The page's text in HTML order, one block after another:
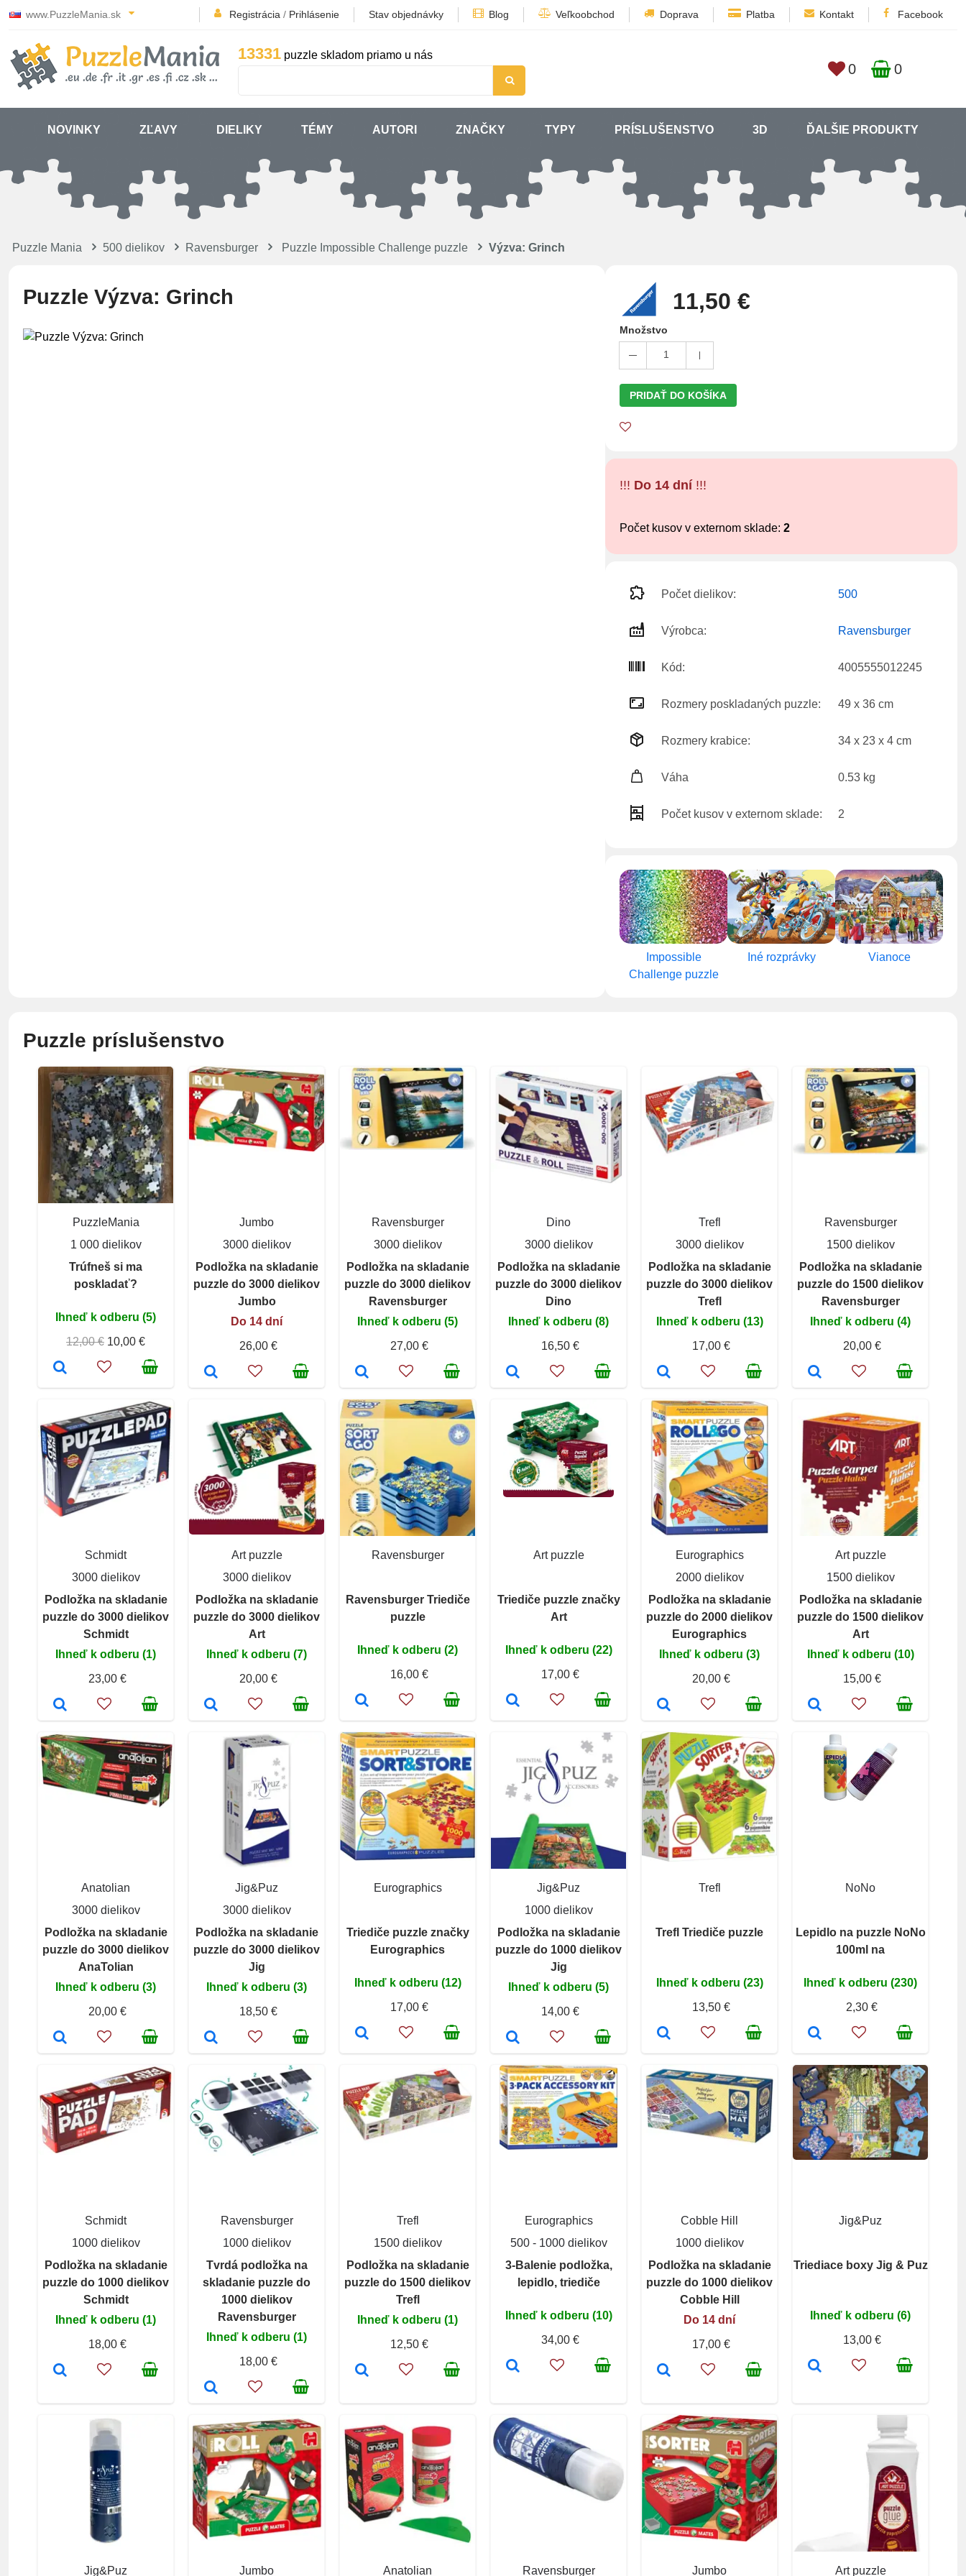
www.PuzzleMania.sk Registrácia / Prihlásenie Stav objednávky Blog Veľkoobchod Doprava Platba Kontakt Facebook
13331 puzzle skladom priamo u nás
0 0
NOVINKY ZĽAVY DIELIKY TÉMY AUTORI ZNAČKY TYPY PRÍSLUŠENSTVO 3D ĎALŠIE PRODUKTY
Puzzle Mania 500 dielikov Ravensburger Puzzle Impossible Challenge puzzle Výzva: Grinch
Puzzle Výzva: Grinch 11,50 €
Množstvo
1
PRIDAŤ DO KOŠÍKA
!!! Do 14 dní !!!
Počet kusov v externom sklade: 2
Počet dielikov: 500
Výrobca: Ravensburger
Kód: 4005555012245
Rozmery poskladaných puzzle: 49 x 36 cm
Rozmery krabice: 34 x 23 x 4 cm
Váha 0.53 kg
Počet kusov v externom sklade: 2
Impossible
Challenge puzzle
Iné rozprávky Vianoce
Puzzle príslušenstvo
PuzzleMania
1 000 dielikov
Trúfneš si ma
poskladať?
Ihneď k odberu (5)
12,00 € 10,00 €
Jumbo
3000 dielikov
Podložka na skladanie
puzzle do 3000 dielikov
Jumbo
Do 14 dní
26,00 €
Ravensburger
3000 dielikov
Podložka na skladanie
puzzle do 3000 dielikov
Ravensburger
Ihneď k odberu (5)
27,00 €
Dino
3000 dielikov
Podložka na skladanie
puzzle do 3000 dielikov
Dino
Ihneď k odberu (8)
16,50 €
Trefl
3000 dielikov
Podložka na skladanie
puzzle do 3000 dielikov
Trefl
Ihneď k odberu (13)
17,00 €
Ravensburger
1500 dielikov
Podložka na skladanie
puzzle do 1500 dielikov
Ravensburger
Ihneď k odberu (4)
20,00 €
Schmidt
3000 dielikov
Podložka na skladanie
puzzle do 3000 dielikov
Schmidt
Ihneď k odberu (1)
23,00 €
Art puzzle
3000 dielikov
Podložka na skladanie
puzzle do 3000 dielikov
Art
Ihneď k odberu (7)
20,00 €
Ravensburger
Ravensburger Triediče
puzzle
Ihneď k odberu (2)
16,00 €
Art puzzle
Triediče puzzle značky
Art
Ihneď k odberu (22)
17,00 €
Eurographics
2000 dielikov
Podložka na skladanie
puzzle do 2000 dielikov
Eurographics
Ihneď k odberu (3)
20,00 €
Art puzzle
1500 dielikov
Podložka na skladanie
puzzle do 1500 dielikov
Art
Ihneď k odberu (10)
15,00 €
Anatolian
3000 dielikov
Podložka na skladanie
puzzle do 3000 dielikov
AnaTolian
Ihneď k odberu (3)
20,00 €
Jig&Puz
3000 dielikov
Podložka na skladanie
puzzle do 3000 dielikov
Jig
Ihneď k odberu (3)
18,50 €
Eurographics
Triediče puzzle značky
Eurographics
Ihneď k odberu (12)
17,00 €
Jig&Puz
1000 dielikov
Podložka na skladanie
puzzle do 1000 dielikov
Jig
Ihneď k odberu (5)
14,00 €
Trefl
Trefl Triediče puzzle
Ihneď k odberu (23)
13,50 €
NoNo
Lepidlo na puzzle NoNo
100ml na
Ihneď k odberu (230)
2,30 €
Schmidt
1000 dielikov
Podložka na skladanie
puzzle do 1000 dielikov
Schmidt
Ihneď k odberu (1)
18,00 €
Ravensburger
1000 dielikov
Tvrdá podložka na
skladanie puzzle do
1000 dielikov
Ravensburger
Ihneď k odberu (1)
18,00 €
Trefl
1500 dielikov
Podložka na skladanie
puzzle do 1500 dielikov
Trefl
Ihneď k odberu (1)
12,50 €
Eurographics
500 - 1000 dielikov
3-Balenie podložka,
lepidlo, triediče
Ihneď k odberu (10)
34,00 €
Cobble Hill
1000 dielikov
Podložka na skladanie
puzzle do 1000 dielikov
Cobble Hill
Do 14 dní
17,00 €
Jig&Puz
Triediace boxy Jig & Puz
Ihneď k odberu (6)
13,00 €
Jig&Puz Jumbo Anatolian Ravensburger Jumbo Art puzzle